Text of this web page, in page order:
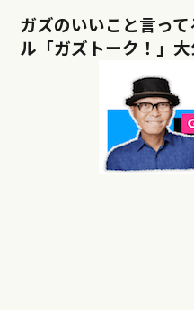
ガズのいいこと言っ
ル「ガズトーク！」大